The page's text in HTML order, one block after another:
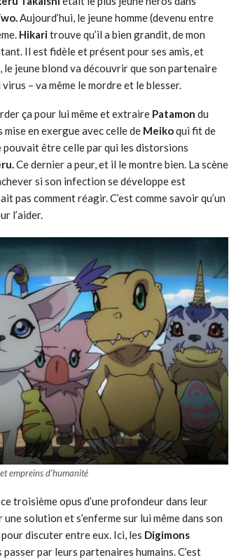
Aujourd’hui, le jeune homme (devenu entre
Hikaritrouve qu’il a bien grandit, de mon
Il est fidèle et présent pour ses amis, et
le jeune blond va découvrir que son partenaire
virus – va même le mordre et le blesser.
ça pour lui même et extraire Patamon du
en exergue avec celle de Meikoqui fit de
pouvait être celle par qui les distorsions
Ce dernier a peur, et il le montre bien. La scène
si son infection se développe est
pas comment réagir. C’est comme savoir qu’un
l’aider.
empreins d’humanité
troisième opus d’une profondeur dans leur
solution et s’enferme sur lui même dans son
discuter entre eux. Ici, les Digimons
par leurs partenaires humains. C’est